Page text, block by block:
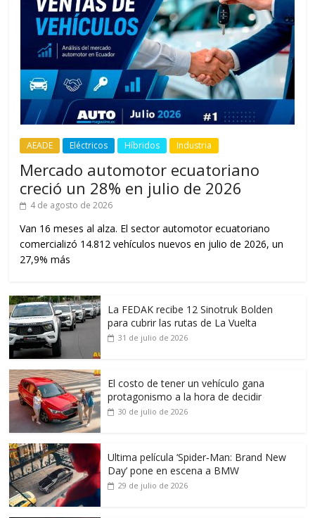
AEADE Eléctricos Híbridos Industria
Mercado automotor ecuatoriano
creció un 28% en julio de 2026
4 de agosto de 2026
Van 16 meses al alza. El sector automotor ecuatoriano
comercializó 14.812 vehículos nuevos en julio de 2026, un
27,9% más
La FEDAK recibe 12 Sinotruk Bolden
para cubrir las rutas de La Vuelta
31 de julio de 2026
El costo de tener un vehículo gana
protagonismo a la hora de decidir
30 de julio de 2026
Ultima película ‘Spider‑Man: Brand New
Day’ pone en escena a BMW
29 de julio de 2026